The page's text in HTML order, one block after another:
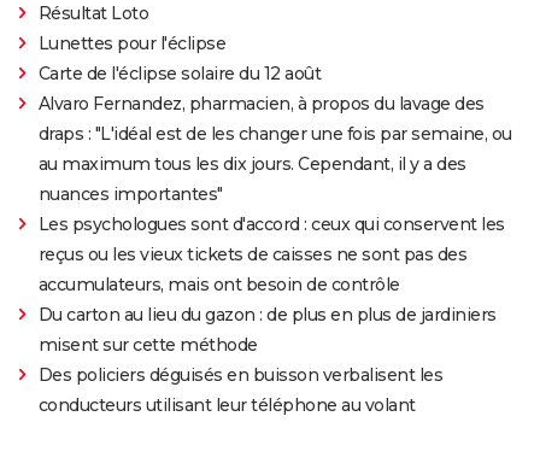
Résultat Loto
Lunettes pour l'éclipse
Carte de l'éclipse solaire du 12 août
Alvaro Fernandez, pharmacien, à propos du lavage des
draps : "L'idéal est de les changer une fois par semaine, ou
au maximum tous les dix jours. Cependant, il y a des
nuances importantes"
Les psychologues sont d'accord : ceux qui conservent les
reçus ou les vieux tickets de caisses ne sont pas des
accumulateurs, mais ont besoin de contrôle
Du carton au lieu du gazon : de plus en plus de jardiniers
misent sur cette méthode
Des policiers déguisés en buisson verbalisent les
conducteurs utilisant leur téléphone au volant